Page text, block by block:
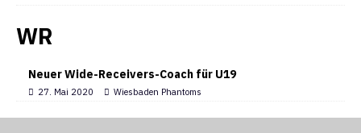
WR
Neuer Wide-Receivers-Coach für U19
27. Mai 2020 Wiesbaden Phantoms